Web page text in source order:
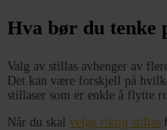
Hva bør du tenke
Valg av stillas avhenger av
Det kan være forskjell på
stillaser som er enkle å flytte
Når du skal velge riktig stillas